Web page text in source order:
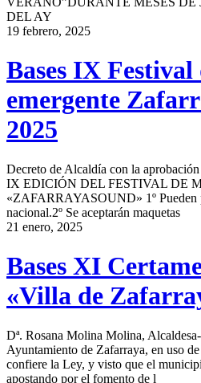
DEL AY
19 febrero, 2025
Bases IX Festival
emergente
2025
Decreto de Alcaldía con la aprobación
IX EDICIÓN DEL FESTIVAL DE
«ZAFARRAYASOUND» 1º Pueden
nacional.2º Se aceptarán maquetas
21 enero, 2025
Bases XI
«Villa de
Dª. Rosana Molina Molina,
Ayuntamiento de Zafarraya, en uso
confiere la Ley, y visto que el
apostando por el fomento de l